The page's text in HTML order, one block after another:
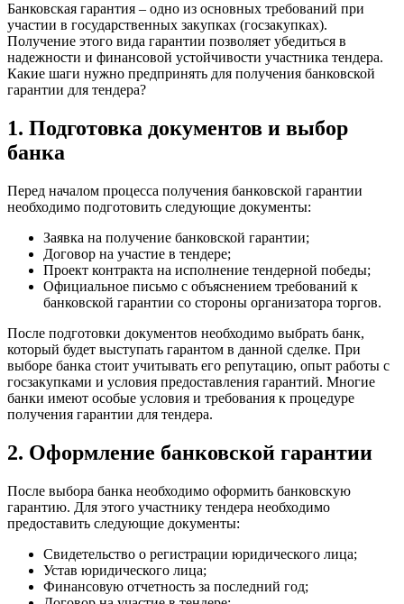
Банковская гарантия – одно из основных требований при
участии в государственных закупках (госзакупках).
Получение этого вида гарантии позволяет убедиться в
надежности и финансовой устойчивости участника тендера.
Какие шаги нужно предпринять для получения банковской
гарантии для тендера?
1. Подготовка документов и выбор
банка
Перед началом процесса получения банковской гарантии
необходимо подготовить следующие документы:
Заявка на получение банковской гарантии;
Договор на участие в тендере;
Проект контракта на исполнение тендерной победы;
Официальное письмо с объяснением требований к
банковской гарантии со стороны организатора торгов.
После подготовки документов необходимо выбрать банк,
который будет выступать гарантом в данной сделке. При
выборе банка стоит учитывать его репутацию, опыт работы с
госзакупками и условия предоставления гарантий. Многие
банки имеют особые условия и требования к процедуре
получения гарантии для тендера.
2. Оформление банковской гарантии
После выбора банка необходимо оформить банковскую
гарантию. Для этого участнику тендера необходимо
предоставить следующие документы:
Свидетельство о регистрации юридического лица;
Устав юридического лица;
Финансовую отчетность за последний год;